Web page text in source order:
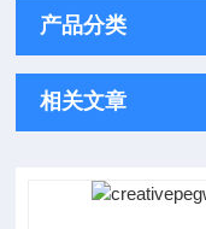
产品分类
相关文章